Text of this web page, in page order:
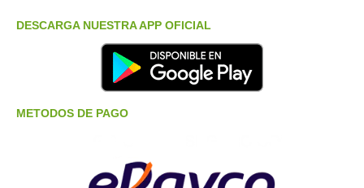
DESCARGA NUESTRA APP OFICIAL
METODOS DE PAGO